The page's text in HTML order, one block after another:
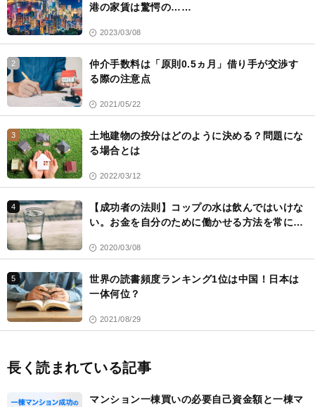
港の家賃は驚愕の……
2023/03/08
2
仲介手数料は「原則0.5ヵ月」借り手が交渉す
る際の注意点
2021/05/22
3
土地建物の按分はどのように決める？問題にな
る場合とは
2022/03/12
4
【成功者の法則】コップの水は飲んではいけな
い。お金を自分のために働かせる方法を常に考
2020/03/08
5
世界の読書頻度ランキング1位は中国！日本は
一体何位？
2021/08/29
長く読まれている記事
マンション一棟買いの必要自己資金額と一棟マ